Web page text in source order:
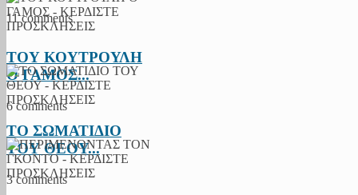
11 comments
ΤΟΥ ΚΟΥΤΡΟΥΛΗ
Ο ΓΑΜΟΣ...
6 comments
ΤΟ ΣΩΜΑΤΙΔΙΟ
ΤΟΥ ΘΕΟΥ...
3 comments